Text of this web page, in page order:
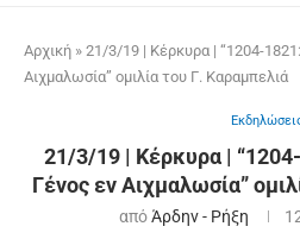
Αρχική » 21/3/19 | Κέρκυρα | “1204-
Αιχμαλωσία” ομιλία του Γ. Καραμπελιά
21/3/19 | Κέρκυρα |
Γένος εν Αιχμαλωσία”
απόΆρδην - Ρήξη